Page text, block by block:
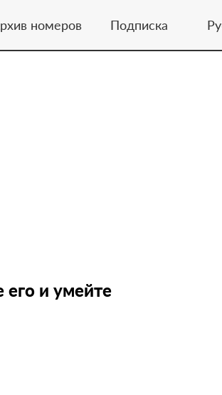
номеров Подписка
его и умейте